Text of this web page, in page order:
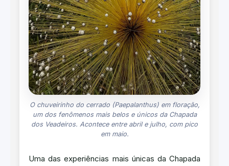
O chuveirinho do cerrado (Paepalanthus) em floração,
um dos fenômenos mais belos e únicos da Chapada
dos Veadeiros. Acontece entre abril e julho, com pico
em maio.
Uma das experiências mais únicas da Chapada